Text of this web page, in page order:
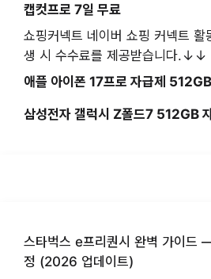
캡컷프로 7일 무료
쇼핑커넥트 네이버 쇼핑 커넥트
생 시 수수료를 제공받습니다.↓↓
애플 아이폰 17프로 자급제
삼성전자 갤럭시 Z폴드7 512GB
스타벅스 e프리퀀시 완벽 가이드
정 (2026 업데이트)